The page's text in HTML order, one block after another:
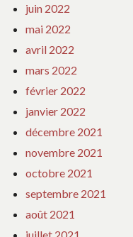
juin 2022
mai 2022
avril 2022
mars 2022
février 2022
janvier 2022
décembre 2021
novembre 2021
octobre 2021
septembre 2021
août 2021